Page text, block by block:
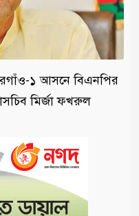
১ আসনে বিএনপির
মির্জা ফখরুল